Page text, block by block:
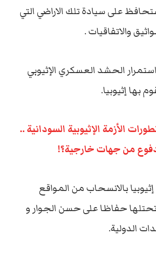
على سيادة تلك الاراضي التي
والاتفاقيات .
الحشد العسكري الإثيوبي
بها إثيوبيا.
الأزمة الإثيوبية السودانية ..
من جهات خارجية؟!
بالانسحاب من المواقع
تحتلها حفاظا على حسن الجوار و
الدولية.